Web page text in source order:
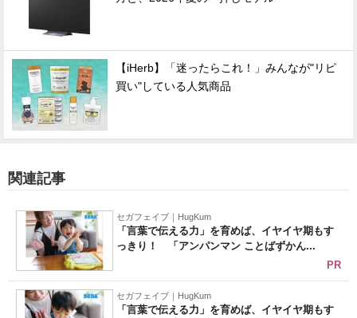
【iHerb】「迷ったらこれ！」みんなが"リピ
買い"している人気商品
関連記事
セガフェイブ｜HugKum
「言葉で伝える力」を育めば、イヤイヤ期もす
っきり！ 「アンパンマン ことばずかん...
PR
セガフェイブ｜HugKum
「言葉で伝える力」を育めば、イヤイヤ期もす